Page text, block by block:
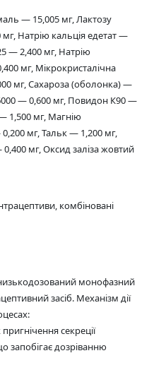
— 15,005 мг, Лактозу
Натрію кальція едетат —
— 2,400 мг, Натрію
мг, Мікрокристалічна
мг, Сахароза (оболонка) —
— 0,600 мг, Повидон К90 —
1,500 мг, Магнію
мг, Тальк — 1,200 мг,
мг, Оксид заліза жовтий
комбіновані
монофазний
засіб. Механізм дії
секреції
запобігає дозріванню